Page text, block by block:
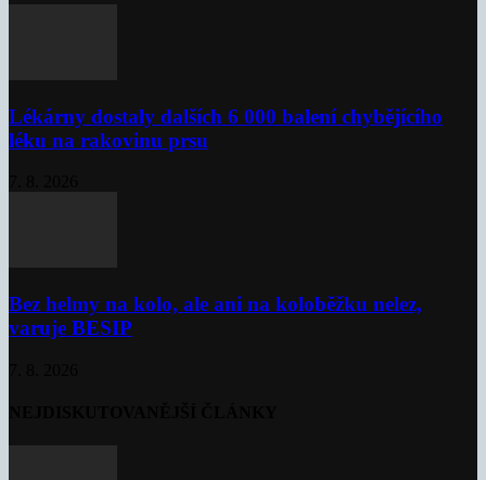
Lékárny dostaly dalších 6 000 balení chybějícího
léku na rakovinu prsu
Bez helmy na kolo, ale ani na koloběžku nelez,
varuje BESIP